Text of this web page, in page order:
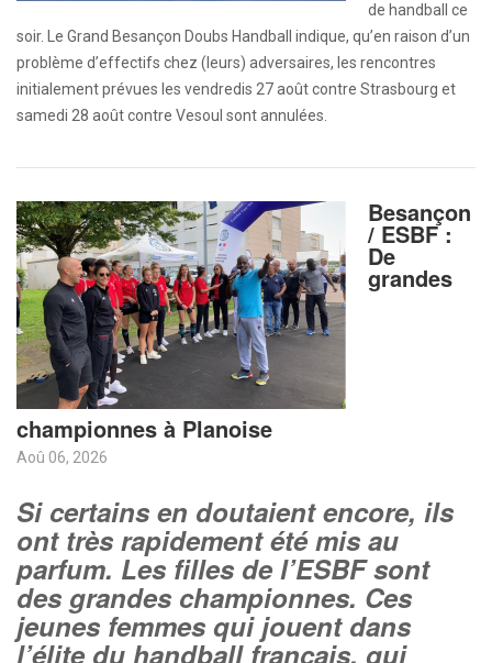
de handball ce
soir. Le Grand Besançon Doubs Handball indique, qu’en raison d’un
problème d’effectifs chez (leurs) adversaires, les rencontres
initialement prévues les vendredis 27 août contre Strasbourg et
samedi 28 août contre Vesoul sont annulées.
Besançon
/ ESBF :
De
grandes
championnes à Planoise
Aoû 06, 2026
Si certains en doutaient encore, ils
ont très rapidement été mis au
parfum. Les filles de l’ESBF sont
des grandes championnes. Ces
jeunes femmes qui jouent dans
l’élite du handball français, qui